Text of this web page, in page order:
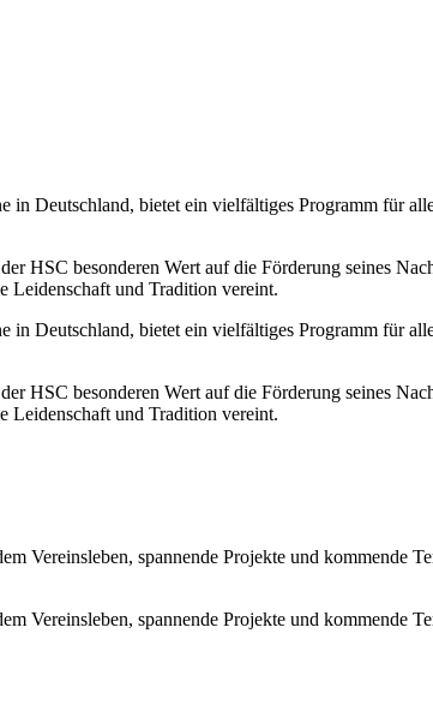
Deutschland, bietet ein vielfältiges Programm für
HSC besonderen Wert auf die Förderung seines
Leidenschaft und Tradition vereint.
Deutschland, bietet ein vielfältiges Programm für
HSC besonderen Wert auf die Förderung seines
Leidenschaft und Tradition vereint.
Vereinsleben, spannende Projekte und kommende
Vereinsleben, spannende Projekte und kommende